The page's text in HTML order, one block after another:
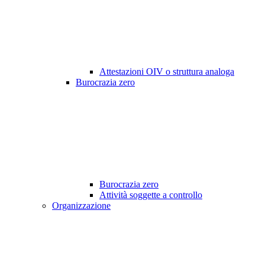
Attestazioni OIV o struttura analoga
Burocrazia zero
Burocrazia zero
Attività soggette a controllo
Organizzazione